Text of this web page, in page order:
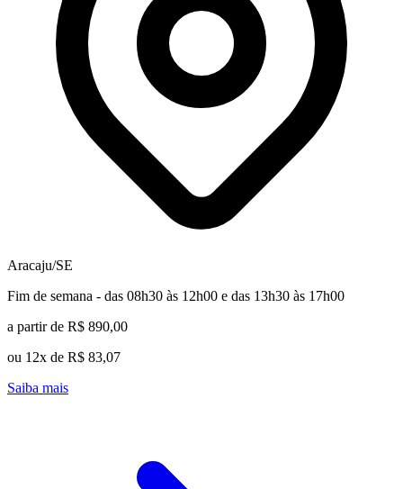
Aracaju/SE
Fim de semana - das 08h30 às 12h00 e das 13h30 às 17h00
a partir de R$ 890,00
ou 12x de R$ 83,07
Saiba mais